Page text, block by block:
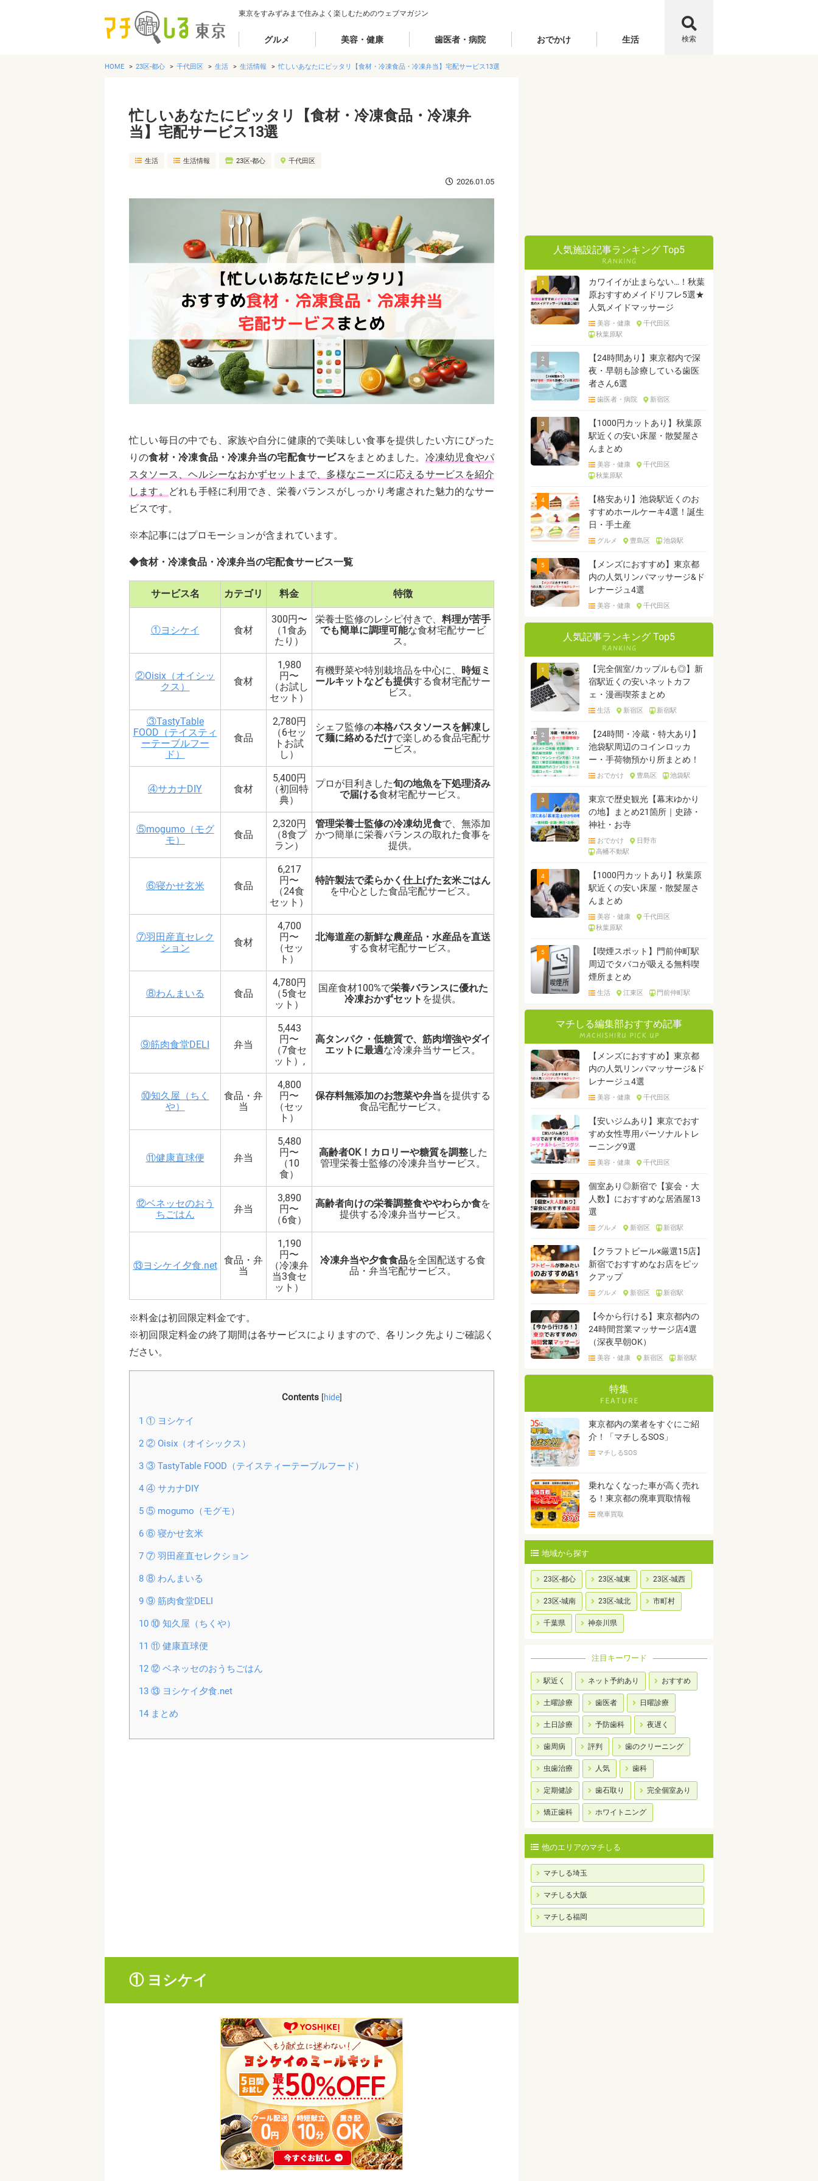
東京をすみずみまで住みよく楽しむためのウェブマガジン
グルメ 美容・健康 歯医者・病院 おでかけ 生活 検索
HOME 23区-都心 千代田区 生活 生活情報 忙しいあなたにピッタリ【食材・冷凍食品・冷凍弁当】宅配サービス13選
忙しいあなたにピッタリ【食材・冷凍食品・冷凍弁
当】宅配サービス13選
生活 生活情報 23区-都心 千代田区
2026.01.05
忙しい毎日の中でも、家族や自分に健康的で美味しい食事を提供したい方にぴった
りの食材・冷凍食品・冷凍弁当の宅配食サービスをまとめました。 冷凍幼児食やパ
スタソース、ヘルシーなおかずセットまで、多様なニーズに応えるサービスを紹介
します。
どれも手軽に利用でき、栄養バランスがしっかり考慮された魅力的なサー
ビスです。
※本記事にはプロモーションが含まれています。
◆食材・冷凍食品・冷凍弁当の宅配食サービス一覧
サービス名 カテゴリ 料金 特徴
①ヨシケイ 食材
300円〜
（1食あ
たり）
栄養士監修のレシピ付きで、 料理が苦手
でも簡単に調理可能な食材宅配サービ
ス。
②Oisix（オイシッ
クス）
食材
1,980
円〜
（お試し
セット）
有機野菜や特別栽培品を中心に、 時短ミ
ールキットなども提供する食材宅配サー
ビス。
③TastyTable
FOOD（テイスティ
ーテーブルフー
ド）
食品
2,780円
（6セッ
トお試
し）
シェフ監修の本格パスタソースを解凍し
て麺に絡めるだけで楽しめる食品宅配サ
ービス。
④サカナDIY 食材
5,400円
（初回特
典）
プロが目利きした旬の地魚を下処理済み
で届ける食材宅配サービス。
⑤mogumo（モグ
モ）
食品
2,320円
（8食プ
ラン）
管理栄養士監修の冷凍幼児食で、無添加
かつ簡単に栄養バランスの取れた食事を
提供。
⑥寝かせ玄米 食品
6,217
円〜
（24食
セット）
特許製法で柔らかく仕上げた玄米ごはん
を中心とした食品宅配サービス。
⑦羽田産直セレク
ション
食材
4,700
円〜
（セッ
ト）
北海道産の新鮮な農産品・水産品を直送
する食材宅配サービス。
⑧わんまいる 食品
4,780円
（5食セ
ット）
国産食材100%で栄養バランスに優れた
冷凍おかずセット を提供。
⑨筋肉食堂DELI 弁当
5,443
円〜
（7食セ
ット）,
高タンパク・低糖質で、筋肉増強やダイ
エットに最適な冷凍弁当サービス。
⑩知久屋（ちく
や）
食品・弁
当
4,800
円〜
（セッ
ト）
保存料無添加のお惣菜や弁当を提供する
食品宅配サービス。
⑪健康直球便 弁当
5,480
円〜
（10
食）
高齢者OK！カロリーや糖質を調整した
管理栄養士監修の冷凍弁当サービス。
⑫ベネッセのおう
ちごはん
弁当
3,890
円〜
（6食）
高齢者向けの栄養調整食ややわらか食を
提供する冷凍弁当サービス。
⑬ヨシケイ夕食.net
食品・弁
当
1,190
円〜
（冷凍弁
当3食セ
ット）
冷凍弁当や夕食食品を全国配送する食
品・弁当宅配サービス。
※料金は初回限定料金です。
※初回限定料金の終了期間は各サービスによりますので、各リンク先よりご確認く
ださい。
Contents [hide]
1 ① ヨシケイ
2② Oisix（オイシックス）
3③ TastyTable FOOD（テイスティーテーブルフード）
4④ サカナDIY
5⑤ mogumo（モグモ）
6⑥ 寝かせ玄米
7⑦ 羽田産直セレクション
8⑧ わんまいる
9⑨ 筋肉食堂DELI
10⑩ 知久屋（ちくや）
11 ⑪ 健康直球便
12⑫ ベネッセのおうちごはん
13⑬ ヨシケイ夕食.net
14まとめ
① ヨシケイ
人気施設記事ランキング Top5
1
カワイイが止まらない…！秋葉
原おすすめメイドリフレ5選★
人気メイドマッサージ
美容・健康
千代田区
秋葉原駅
2
【24時間あり】東京都内で深
夜・早朝も診療している歯医
者さん6選
歯医者・病院 新宿区
3
【1000円カットあり】秋葉原
駅近くの安い床屋・散髪屋さ
んまとめ
美容・健康
千代田区
秋葉原駅
4
【格安あり】池袋駅近くのお
すすめホールケーキ4選！誕生
日・手土産
グルメ 豊島区 池袋駅
5
【メンズにおすすめ】東京都
内の人気リンパマッサージ&ド
レナージュ4選
美容・健康 千代田区
人気記事ランキング Top5
1
【完全個室/カップルも◎】新
宿駅近くの安いネットカフ
ェ・漫画喫茶まとめ
生活 新宿区 新宿駅
2
【24時間・冷蔵・特大あり】
池袋駅周辺のコインロッカ
ー・手荷物預かり所まとめ！
おでかけ 豊島区 池袋駅
3
東京で歴史観光【幕末ゆかり
の地】まとめ21箇所｜史跡・
神社・お寺
おでかけ
日野市
高幡不動駅
4
【1000円カットあり】秋葉原
駅近くの安い床屋・散髪屋さ
んまとめ
美容・健康
千代田区
秋葉原駅
5
【喫煙スポット】門前仲町駅
周辺でタバコが吸える無料喫
煙所まとめ
生活 江東区 門前仲町駅
マチしる編集部おすすめ記事
【メンズにおすすめ】東京都
内の人気リンパマッサージ&ド
レナージュ4選
美容・健康 千代田区
【安いジムあり】東京でおす
すめ女性専用パーソナルトレ
ーニング9選
美容・健康 千代田区
個室あり◎新宿で【宴会・大
人数】におすすめな居酒屋13
選
グルメ 新宿区 新宿駅
【クラフトビール×厳選15店】
新宿でおすすめなお店をピッ
クアップ
グルメ 新宿区 新宿駅
【今から行ける】東京都内の
24時間営業マッサージ店4選
（深夜早朝OK）
美容・健康 新宿区 新宿駅
特集
東京都内の業者をすぐにご紹
介！「マチしるSOS」
マチしるSOS
乗れなくなった車が高く売れ
る！東京都の廃車買取情報
廃車買取
地域から探す
23区-都心 23区-城東 23区-城西
23区-城南 23区-城北 市町村
千葉県 神奈川県
注目キーワード
駅近く ネット予約あり おすすめ
土曜診療 歯医者 日曜診療
土日診療 予防歯科 夜遅く
歯周病 評判 歯のクリーニング
虫歯治療 人気 歯科
定期健診 歯石取り 完全個室あり
矯正歯科 ホワイトニング
他のエリアのマチしる
マチしる埼玉
マチしる大阪
マチしる福岡